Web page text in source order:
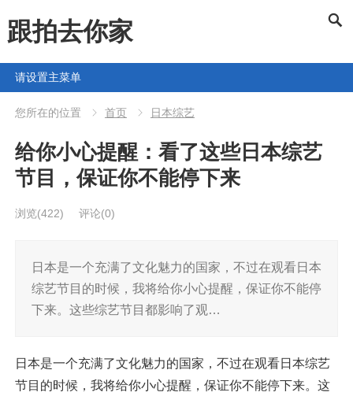
跟拍去你家
请设置主菜单
您所在的位置 首页 日本综艺
给你小心提醒：看了这些日本综艺
节目，保证你不能停下来
浏览(422) 评论(0)
日本是一个充满了文化魅力的国家，不过在观看日本
综艺节目的时候，我将给你小心提醒，保证你不能停
下来。这些综艺节目都影响了观…
日本是一个充满了文化魅力的国家，不过在观看日本综艺
节目的时候，我将给你小心提醒，保证你不能停下来。这